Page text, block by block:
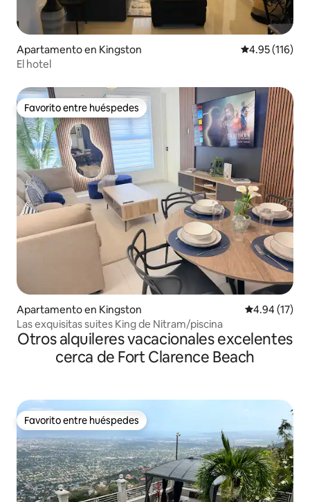
Apartamento en Kingston Calificación
4.95 (116)
El hotel
Favorito entre huéspedes
Favorito entre huéspedes
Apartamento en Kingston Calificación
4.94 (17)
Las exquisitas suites King de Nitram/piscina
Otros alquileres vacacionales excelentes
cerca de Fort Clarence Beach
Favorito entre huéspedes
Favorito entre huéspedes